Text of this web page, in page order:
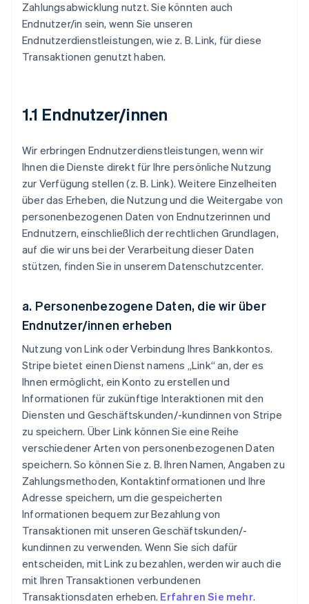
Zahlungsabwicklung nutzt. Sie könnten auch
Endnutzer/in sein, wenn Sie unseren
Endnutzerdienstleistungen, wie z. B. Link, für diese
Transaktionen genutzt haben.
1.1 Endnutzer/innen
Wir erbringen Endnutzerdienstleistungen, wenn wir
Ihnen die Dienste direkt für Ihre persönliche Nutzung
zur Verfügung stellen (z. B. Link). Weitere Einzelheiten
über das Erheben, die Nutzung und die Weitergabe von
personenbezogenen Daten von Endnutzerinnen und
Endnutzern, einschließlich der rechtlichen Grundlagen,
auf die wir uns bei der Verarbeitung dieser Daten
stützen, finden Sie in unserem Datenschutzcenter.
a. Personenbezogene Daten, die wir über
Endnutzer/innen erheben
Nutzung von Link oder Verbindung Ihres Bankkontos.
Stripe bietet einen Dienst namens „Link“ an, der es
Ihnen ermöglicht, ein Konto zu erstellen und
Informationen für zukünftige Interaktionen mit den
Diensten und Geschäftskunden/-kundinnen von Stripe
zu speichern. Über Link können Sie eine Reihe
verschiedener Arten von personenbezogenen Daten
speichern. So können Sie z. B. Ihren Namen, Angaben zu
Zahlungsmethoden, Kontaktinformationen und Ihre
Adresse speichern, um die gespeicherten
Informationen bequem zur Bezahlung von
Transaktionen mit unseren Geschäftskunden/-
kundinnen zu verwenden. Wenn Sie sich dafür
entscheiden, mit Link zu bezahlen, werden wir auch die
mit Ihren Transaktionen verbundenen
Transaktionsdaten erheben. Erfahren Sie mehr.